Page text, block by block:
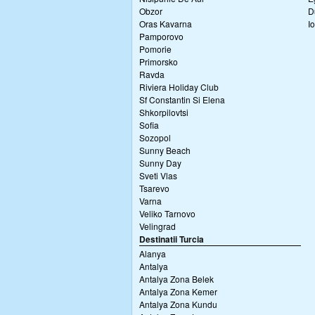
Obzor
Oras Kavarna
Pamporovo
Pomorie
Primorsko
Ravda
Riviera Holiday Club
Sf Constantin Si Elena
Shkorpilovtsi
Sofia
Sozopol
Sunny Beach
Sunny Day
Sveti Vlas
Tsarevo
Varna
Veliko Tarnovo
Velingrad
Destinatii Turcia
Alanya
Antalya
Antalya Zona Belek
Antalya Zona Kemer
Antalya Zona Kundu